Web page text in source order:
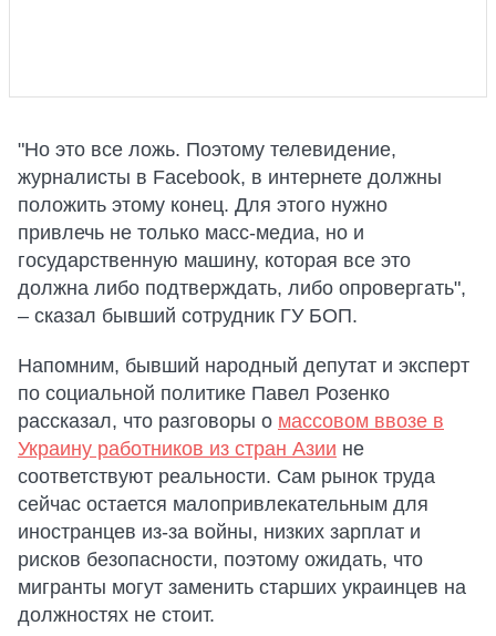
"Но это все ложь. Поэтому телевидение,
журналисты в Facebook, в интернете должны
положить этому конец. Для этого нужно
привлечь не только масс-медиа, но и
государственную машину, которая все это
должна либо подтверждать, либо опровергать",
– сказал бывший сотрудник ГУ БОП.
Напомним, бывший народный депутат и эксперт
по социальной политике Павел Розенко
рассказал, что разговоры о массовом ввозе в
Украину работников из стран Азии не
соответствуют реальности. Сам рынок труда
сейчас остается малопривлекательным для
иностранцев из-за войны, низких зарплат и
рисков безопасности, поэтому ожидать, что
мигранты могут заменить старших украинцев на
должностях не стоит.